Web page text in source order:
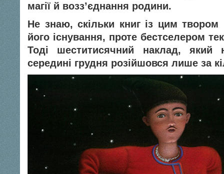
магії й возз’єднання родини.
Не знаю, скільки книг із цим твором
його існування, проте бестселером
Тоді шеститисячний наклад,
середині грудня розійшовся лише за